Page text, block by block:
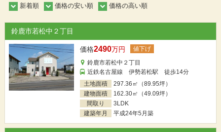
新着順 価格の安い順 価格の高い順
鈴鹿市若松中２丁目
価格2490万円
値下げ
鈴鹿市若松中２丁目
近鉄名古屋線 伊勢若松駅 徒歩14分
土地面積
297.36㎡（89.95坪）
建物面積
162.30㎡（49.09坪）
間取り
3LDK
建築年月
平成24年5月築